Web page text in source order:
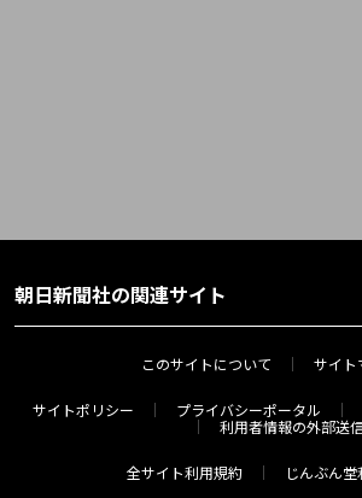
朝日新聞社の関連サイト
このサイトについて サイト
サイトポリシー プライバシーポータル
利用者情報の外部送
全サイト利用規約 じんぶん